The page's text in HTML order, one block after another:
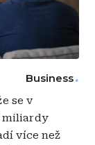
Business
se v
miliardy
více než